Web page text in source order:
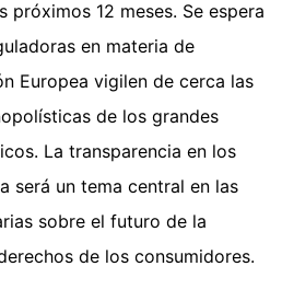
próximos 12 meses. Se espera
en materia de
Europea vigilen de cerca las
de los grandes
La transparencia en los
será un tema central en las
sobre el futuro de la
de los consumidores.